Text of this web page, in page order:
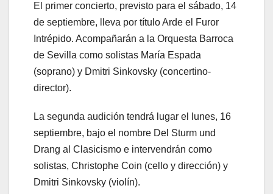
El primer concierto, previsto para el sábado, 14
de septiembre, lleva por título Arde el Furor
Intrépido. Acompañarán a la Orquesta Barroca
de Sevilla como solistas María Espada
(soprano) y Dmitri Sinkovsky (concertino-
director).
La segunda audición tendrá lugar el lunes, 16
septiembre, bajo el nombre Del Sturm und
Drang al Clasicismo e intervendrán como
solistas, Christophe Coin (cello y dirección) y
Dmitri Sinkovsky (violín).